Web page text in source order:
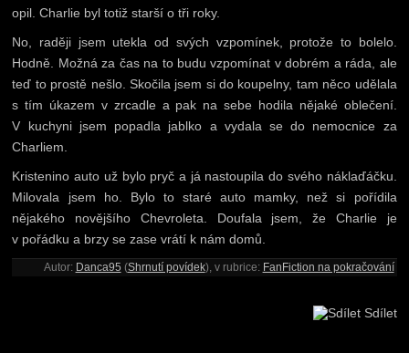
opil. Charlie byl totiž starší o tři roky.
No, raději jsem utekla od svých vzpomínek, protože to bolelo.
Hodně. Možná za čas na to budu vzpomínat v dobrém a ráda, ale
teď to prostě nešlo. Skočila jsem si do koupelny, tam něco udělala
s tím úkazem v zrcadle a pak na sebe hodila nějaké oblečení.
V kuchyni jsem popadla jablko a vydala se do nemocnice za
Charliem.
Kristenino auto už bylo pryč a já nastoupila do svého náklaďáčku.
Milovala jsem ho. Bylo to staré auto mamky, než si pořídila
nějakého novějšího Chevroleta. Doufala jsem, že Charlie je
v pořádku a brzy se zase vrátí k nám domů.
Autor: Danca95 (Shrnutí povídek), v rubrice: FanFiction na pokračování
Sdílet